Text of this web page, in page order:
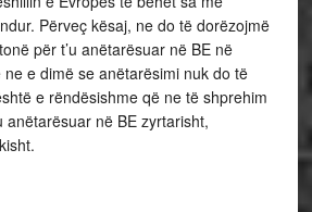
Përveç kësaj, ne do të dorëzojmë
për t’u anëtarësuar në BE në
e dimë se anëtarësimi nuk do të
e rëndësishme që ne të shprehim
anëtarësuar në BE zyrtarisht,